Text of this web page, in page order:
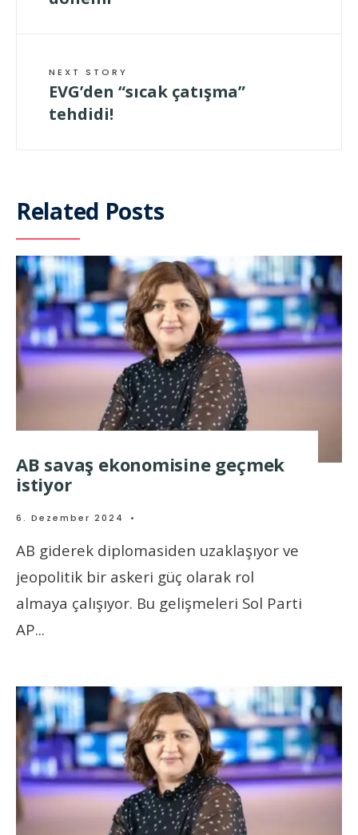
NEXT STORY
EVG’den “sıcak çatışma”
tehdidi!
Related Posts
AB savaş ekonomisine geçmek
istiyor
6. Dezember 2024 •
AB giderek diplomasiden uzaklaşıyor ve
jeopolitik bir askeri güç olarak rol
almaya çalışıyor. Bu gelişmeleri Sol Parti
AP...